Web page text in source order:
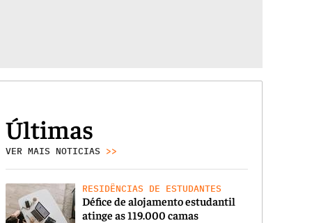
Últimas
VER MAIS NOTICIAS >>
RESIDÊNCIAS DE ESTUDANTES
Défice de alojamento estudantil
atinge as 119.000 camas